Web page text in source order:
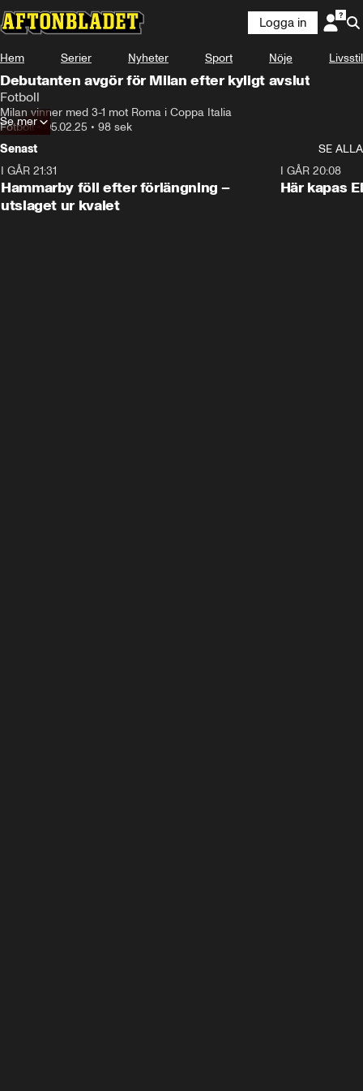
Logga in
Hem Serier Nyheter Sport Nöje Livsstil
Debutanten avgör för Milan efter kyligt avslut
Fotboll
Milan vinner med 3-1 mot Roma i Coppa Italia
Fotboll•05.02.25 • 98 sek
Se mer
Senast
SE ALLA
I GÅR 21:31
Hammarby föll efter förlängning –
utslaget ur kvalet
I GÅR 20:08
Här kapas